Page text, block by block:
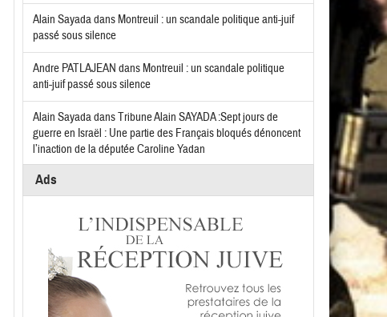
Alain Sayadadans Montreuil : un scandale politique anti-juif
passé sous silence
Andre PATLAJEAN dans Montreuil : un scandale politique
anti-juif passé sous silence
Alain SayadadansTribune Alain SAYADA :Sept jours de
guerre en Israël : Une partie des Français bloqués dénoncent
l’inaction de la députée Caroline Yadan
Ads